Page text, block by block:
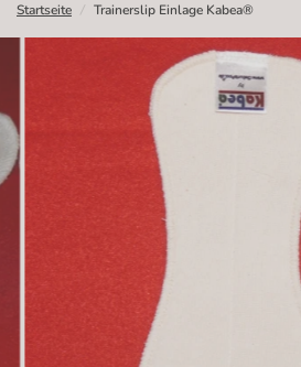
Startseite / Trainerslip Einlage Kabea®